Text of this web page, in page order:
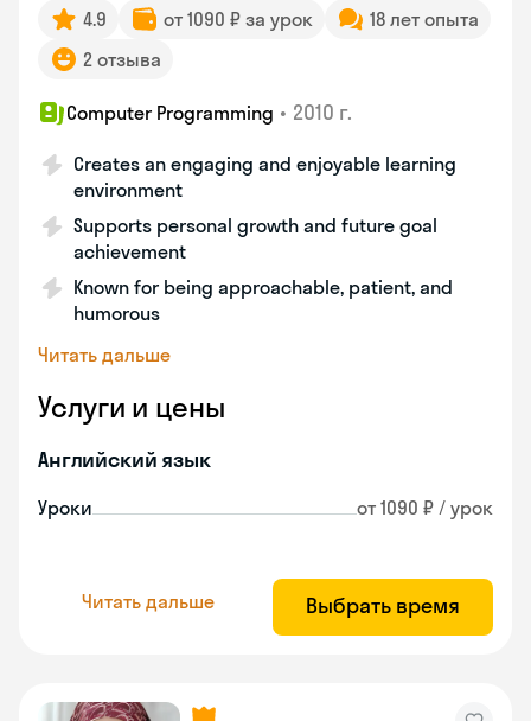
4.9 от 1090 ₽ за урок
18 лет опыта
2 отзыва
Computer Programming • 2010 г.
Creates an engaging and enjoyable learning
environment
Supports personal growth and future goal
achievement
Known for being approachable, patient, and
humorous
Читать дальше
Услуги и цены
Английский язык
Уроки от 1090 ₽ / урок
Читать дальше Выбрать время